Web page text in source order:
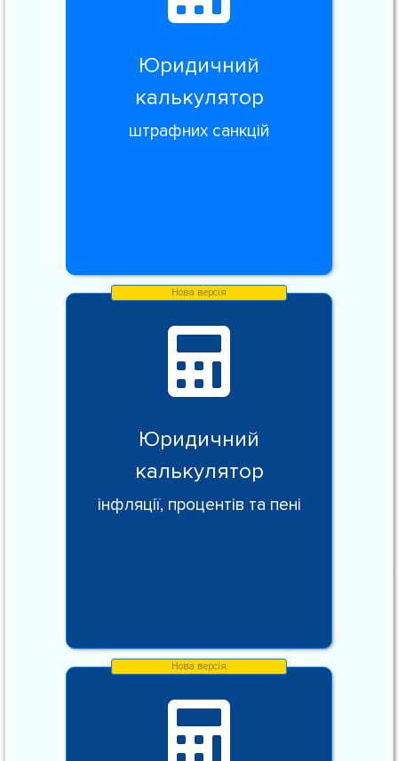
Юридичний
калькулятор
штрафних санкцій
Юридичний
калькулятор
інфляції, процентів та пені